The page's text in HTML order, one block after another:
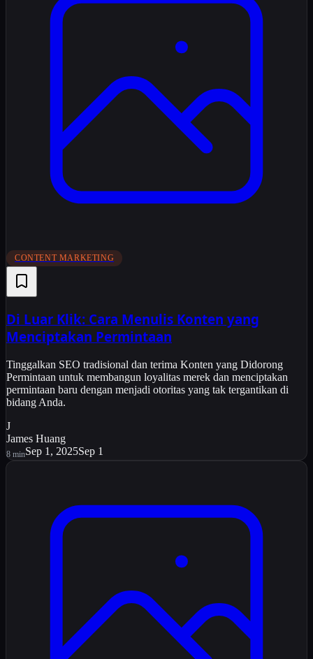
CONTENT MARKETING
Di Luar Klik: Cara Menulis Konten yang
Menciptakan Permintaan
Tinggalkan SEO tradisional dan terima Konten yang Didorong
Permintaan untuk membangun loyalitas merek dan menciptakan
permintaan baru dengan menjadi otoritas yang tak tergantikan di
bidang Anda.
J
James Huang
8 minSep 1, 2025Sep 1